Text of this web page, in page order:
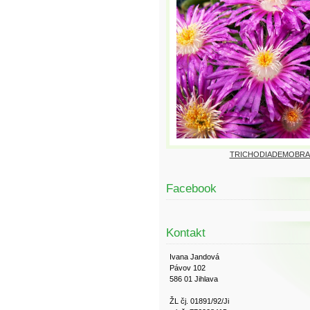
Facebook
Kontakt
Ivana Jandová
Pávov 102
586 01 Jihlava
ŽL čj. 01891/92/Ji